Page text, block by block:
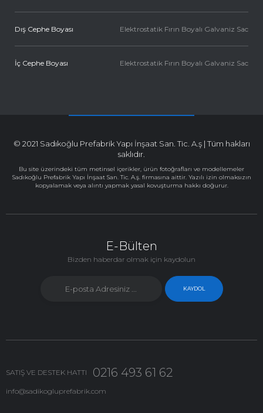
Dış Cephe Boyası Elektrostatik Fırın Boyalı Galvaniz Sac
İç Cephe Boyası Elektrostatik Fırın Boyalı Galvaniz Sac
© 2021 Sadıkoğlu Prefabrik Yapı İnşaat San. Tic. A.ş | Tüm hakları
saklıdır.
Bu site üzerindeki tüm metinsel içerikler, ürün fotoğrafları ve modellemeler
Sadıkoğlu Prefabrik Yapı İnşaat San. Tic. A.ş. firmasına aittir. Yazılı izin olmaksızın
kopyalamak veya alıntı yapmak yasal kovuşturma hakkı doğurur.
E-Bülten
Bizden haberdar olmak için kaydolun
KAYDOL
SATIŞ VE DESTEK HATTI 0216 493 61 62
info@sadikogluprefabrik.com